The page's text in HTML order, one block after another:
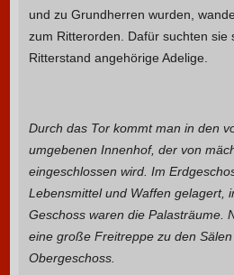
und zu Grundherren wurden,
zum Ritterorden. Dafür suchten sie
Ritterstand angehörige Adelige.
Durch das Tor kommt man in den
umgebenen Innenhof, der von
eingeschlossen wird. Im
Lebensmittel und Waffen gelagert,
Geschoss waren die Palasträume.
eine große Freitreppe zu den Sälen
Obergeschoss.